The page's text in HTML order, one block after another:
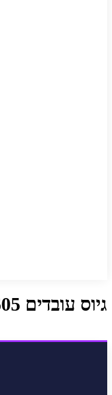
גיוס עובדים #5605